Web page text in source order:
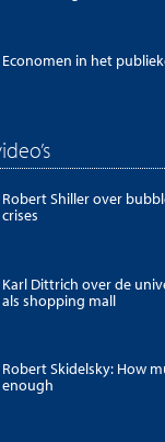
Economen in het
Robert Shiller over
crises
Karl Dittrich over de
als shopping mall
Robert Skidelsky: How
enough